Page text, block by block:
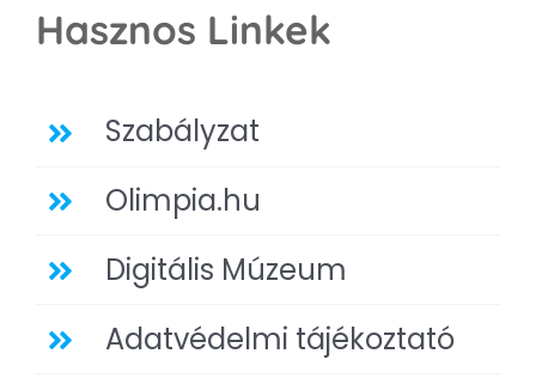
Hasznos Linkek
Szabályzat
Olimpia.hu
Digitális Múzeum
Adatvédelmi tájékoztató